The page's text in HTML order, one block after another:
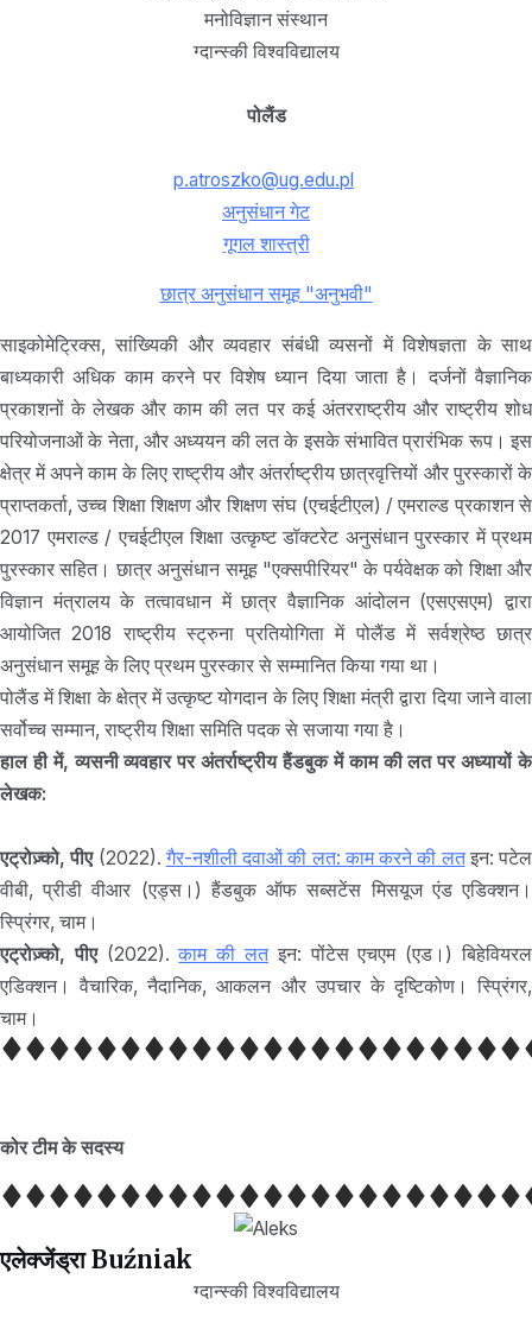
मनोविज्ञान संस्थान
ग्दान्स्की विश्वविद्यालय
पोलैंड
p.atroszko@ug.edu.pl
अनुसंधान गेट
गूगल शास्त्री
छात्र अनुसंधान समूह "अनुभवी"
साइकोमेट्रिक्स, सांख्यिकी और व्यवहार संबंधी व्यसनों में विशेषज्ञता के साथ
बाध्यकारी अधिक काम करने पर विशेष ध्यान दिया जाता है। दर्जनों वैज्ञानिक
प्रकाशनों के लेखक और काम की लत पर कई अंतरराष्ट्रीय और राष्ट्रीय शोध
परियोजनाओं के नेता, और अध्ययन की लत के इसके संभावित प्रारंभिक रूप। इस
क्षेत्र में अपने काम के लिए राष्ट्रीय और अंतर्राष्ट्रीय छात्रवृत्तियों और पुरस्कारों के
प्राप्तकर्ता, उच्च शिक्षा शिक्षण और शिक्षण संघ (एचईटीएल) / एमराल्ड प्रकाशन से
2017 एमराल्ड / एचईटीएल शिक्षा उत्कृष्ट डॉक्टरेट अनुसंधान पुरस्कार में प्रथम
पुरस्कार सहित। छात्र अनुसंधान समूह "एक्सपीरियर" के पर्यवेक्षक को शिक्षा और
विज्ञान मंत्रालय के तत्वावधान में छात्र वैज्ञानिक आंदोलन (एसएसएम) द्वारा
आयोजित 2018 राष्ट्रीय स्ट्रुना प्रतियोगिता में पोलैंड में सर्वश्रेष्ठ छात्र
अनुसंधान समूह के लिए प्रथम पुरस्कार से सम्मानित किया गया था।
पोलैंड में शिक्षा के क्षेत्र में उत्कृष्ट योगदान के लिए शिक्षा मंत्री द्वारा दिया जाने वाला
सर्वोच्च सम्मान, राष्ट्रीय शिक्षा समिति पदक से सजाया गया है।
हाल ही में, व्यसनी व्यवहार पर अंतर्राष्ट्रीय हैंडबुक में काम की लत पर अध्यायों के
लेखक:
एट्रोज़्को, पीए (2022).गैर-नशीली दवाओं की लत: काम करने की लतइन: पटेल
वीबी, प्रीडी वीआर (एड्स।) हैंडबुक ऑफ सब्सटेंस मिसयूज एंड एडिक्शन।
स्प्रिंगर, चाम।
एट्रोज़्को, पीए(2022).काम की लतइन: पोंटेस एचएम (एड।) बिहेवियरल
एडिक्शन। वैचारिक, नैदानिक, आकलन और उपचार के दृष्टिकोण। स्प्रिंगर,
चाम।
कोर टीम के सदस्य
एलेक्जेंड्रा Buźniak
ग्दान्स्की विश्वविद्यालय